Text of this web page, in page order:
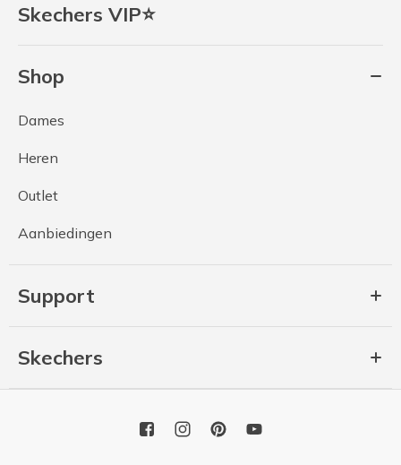
Skechers VIP⭐
Shop
Dames
Heren
Outlet
Aanbiedingen
Support
Skechers